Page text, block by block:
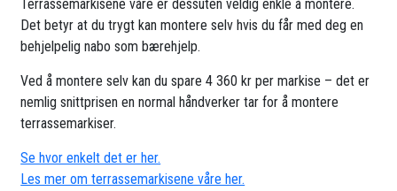
Terrassemarkisene våre er dessuten veldig enkle å montere.
Det betyr at du trygt kan montere selv hvis du får med deg en
behjelpelig nabo som bærehjelp.
Ved å montere selv kan du spare 4 360 kr per markise – det er
nemlig snittprisen en normal håndverker tar for å montere
terrassemarkiser.
Se hvor enkelt det er her.
Les mer om terrassemarkisene våre her.